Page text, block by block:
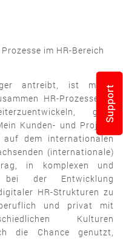
im HR-Bereich
antreibt, ist meine
HR-Prozesse im
ganz
Kunden- und Projekt-
dem internationalen
(internationale)
in komplexen und
bei der Entwicklung
HR-Strukturen zu
und privat mit
Kulturen
die Chance genutzt,
Support